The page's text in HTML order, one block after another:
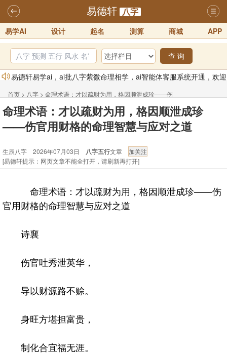
易德轩 八字
易学AI 设计 起名 测算 商城 APP
查 询
易德轩易学ai，ai批八字紫微命理相学，ai智能体客服系统开通，欢迎
体验！！
2025-07-01
易德轩网重构及升能完成，欢迎大家来体验新程序及感觉！！
2025-07-01
订！！
2025-10-01
2026丙午年铁笔居士精批年运说明
2025-10-12
易德轩通告：本网站易德轩商标及LOGO注册声明
2021-9-7
首页 > 八字 > 命理术语：才以疏财为用，格因顺泄成珍——伤
官用财格的命理智慧与应对之道 - 生辰八字
命理术语：才以疏财为用，格因顺泄成珍
——伤官用财格的命理智慧与应对之道
生辰八字 2026年07月03日 八字五行文章
[易德轩提示：网页文章不能全打开，请刷新再打开]
命理术语：才以疏财为用，格因顺泄成珍——伤
官用财格的命理智慧与应对之道
诗襄
伤官吐秀泄英华，
导以财源路不赊。
身旺方堪担富贵，
制化合宜福无涯。